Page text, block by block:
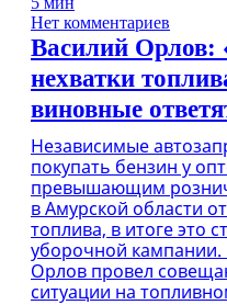
Нет комментариев
Василий Орлов:
нехватки
виновные
Независимые
покупать бензин у
превышающим
в Амурской области
топлива, в итоге это
уборочной кампании.
Орлов провел
ситуации на